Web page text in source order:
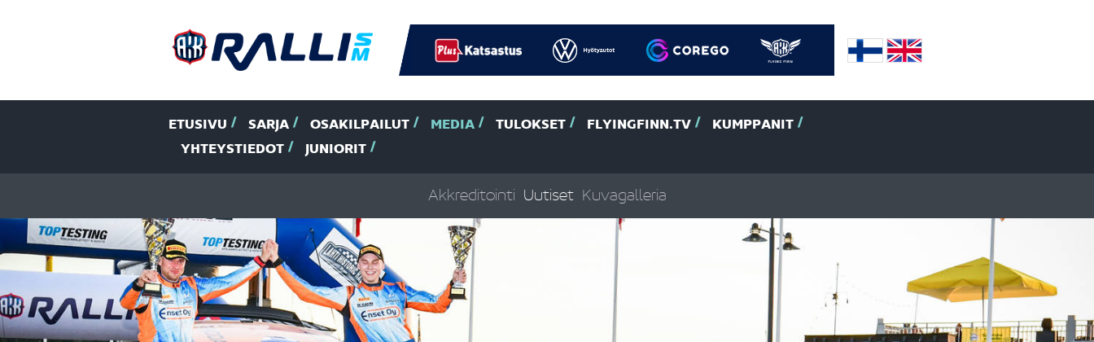
ETUSIVU SARJA OSAKILPAILUT MEDIA TULOKSET FLYINGFINN.TV
KUMPPANIT
YHTEYSTIEDOT
JUNIORIT
Akkreditointi Uutiset Kuvagalleria